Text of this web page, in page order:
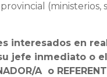
(ministerios,
interesados en
jefe inmediato o
A o